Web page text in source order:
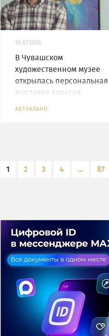
10.07.2026
В Чувашском
художественном музее
открылась персональная
выставка Алексея
АКТУАЛЬНО
1 2 3 4 ... 87
ПРЕСС-ЦЕНТР
Актуально
Новости
Фото